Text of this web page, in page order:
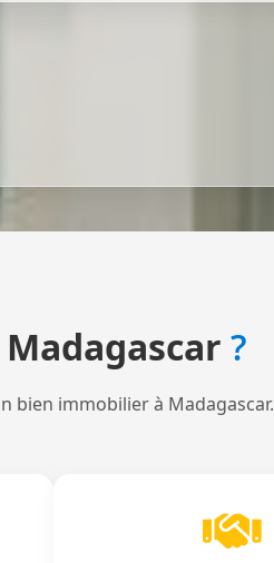
?
bien immobilier à Madagascar.